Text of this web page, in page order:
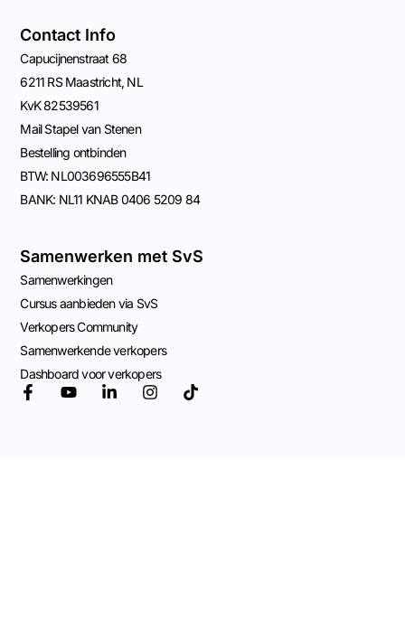
Contact Info
Capucijnenstraat 68
6211 RS Maastricht, NL
KvK 82539561
Mail Stapel van Stenen
Bestelling ontbinden
BTW: NL003696555B41
BANK: NL11 KNAB 0406 5209 84
Samenwerken met SvS
Samenwerkingen
Cursus aanbieden via SvS
Verkopers Community
Samenwerkende verkopers
Dashboard voor verkopers